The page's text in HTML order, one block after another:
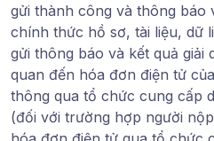
gửi thành công và thông báo
chính thức hồ sơ, tài liệu, dữ
gửi thông báo và kết quả giải
quan đến hóa đơn điện tử
thông qua tổ chức cung cấp
(đối với trường hợp người